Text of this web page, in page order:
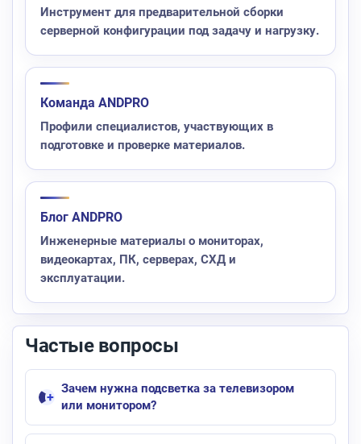
Инструмент для предварительной сборки
серверной конфигурации под задачу и нагрузку.
Команда ANDPRO
Профили специалистов, участвующих в
подготовке и проверке материалов.
Блог ANDPRO
Инженерные материалы о мониторах,
видеокартах, ПК, серверах, СХД и
эксплуатации.
Частые вопросы
Зачем нужна подсветка за телевизором
или монитором?